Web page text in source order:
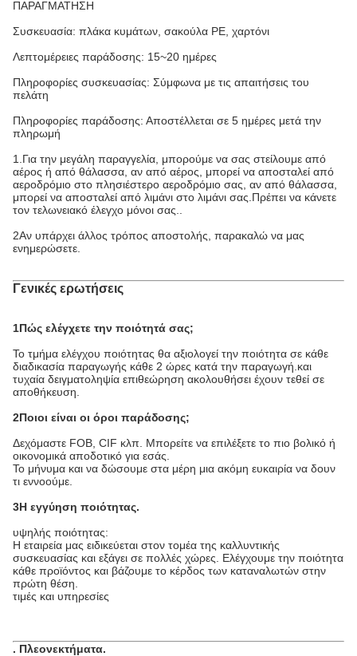
ΠΑΡΑΓΜΑΤΗΣΗ
Συσκευασία: πλάκα κυμάτων, σακούλα PE, χαρτόνι
Λεπτομέρειες παράδοσης: 15~20 ημέρες
Πληροφορίες συσκευασίας: Σύμφωνα με τις απαιτήσεις του
πελάτη
Πληροφορίες παράδοσης: Αποστέλλεται σε 5 ημέρες μετά την
πληρωμή
1.Για την μεγάλη παραγγελία, μπορούμε να σας στείλουμε από
αέρος ή από θάλασσα, αν από αέρος, μπορεί να αποσταλεί από
αεροδρόμιο στο πλησιέστερο αεροδρόμιο σας, αν από θάλασσα,
μπορεί να αποσταλεί από λιμάνι στο λιμάνι σας.Πρέπει να κάνετε
τον τελωνειακό έλεγχο μόνοι σας..
2Αν υπάρχει άλλος τρόπος αποστολής, παρακαλώ να μας
ενημερώσετε.
Γενικές ερωτήσεις
1Πώς ελέγχετε την ποιότητά σας;
Το τμήμα ελέγχου ποιότητας θα αξιολογεί την ποιότητα σε κάθε
διαδικασία παραγωγής κάθε 2 ώρες κατά την παραγωγή.και
τυχαία δειγματοληψία επιθεώρηση ακολουθήσει έχουν τεθεί σε
αποθήκευση.
2Ποιοι είναι οι όροι παράδοσης;
Δεχόμαστε FOB, CIF κλπ. Μπορείτε να επιλέξετε το πιο βολικό ή
οικονομικά αποδοτικό για εσάς.
Το μήνυμα και να δώσουμε στα μέρη μια ακόμη ευκαιρία να δουν
τι εννοούμε.
3Η εγγύηση ποιότητας.
υψηλής ποιότητας:
Η εταιρεία μας ειδικεύεται στον τομέα της καλλυντικής
συσκευασίας και εξάγει σε πολλές χώρες. Ελέγχουμε την ποιότητα
κάθε προϊόντος και βάζουμε το κέρδος των καταναλωτών στην
πρώτη θέση.
τιμές και υπηρεσίες
. Πλεονεκτήματα.